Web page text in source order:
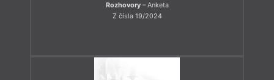
Rozhovory– Anketa
Z čísla 19/2024